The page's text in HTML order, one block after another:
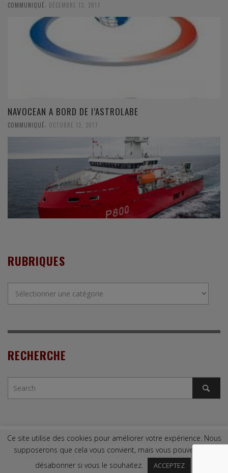
COMMUNIQUÉ DÉCEMBRE 13, 2017
NAVOCEAN A BORD DE l’ASTROLABE
COMMUNIQUÉ OCTOBRE 12, 2017
RUBRIQUES
RECHERCHE
Copyright © 2009. Tous droits réservés. | Mentions légales |Contact
Copyright © 2009. All rights reserved. | Legal Terms| Contact
↑ Back to top
Ce site utilise des cookies pour améliorer votre expérience. Nous
supposerons que cela vous convient, mais vous pouvez vous
désabonner si vous le souhaitez.
ACCEPTEZ